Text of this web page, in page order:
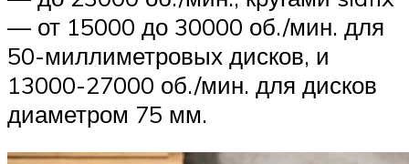
— от 15000 до 30000 об./мин. для
50-миллиметровых дисков, и
13000-27000 об./мин. для дисков
диаметром 75 мм.